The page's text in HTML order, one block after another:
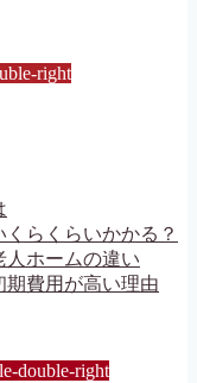
right
らくらいかかる？
人ホームの違い
費用が高い理由
double-right